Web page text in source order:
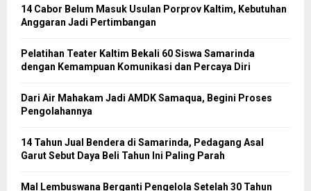
14 Cabor Belum Masuk Usulan Porprov Kaltim, Kebutuhan
Anggaran Jadi Pertimbangan
Pelatihan Teater Kaltim Bekali 60 Siswa Samarinda
dengan Kemampuan Komunikasi dan Percaya Diri
Dari Air Mahakam Jadi AMDK Samaqua, Begini Proses
Pengolahannya
14 Tahun Jual Bendera di Samarinda, Pedagang Asal
Garut Sebut Daya Beli Tahun Ini Paling Parah
Mal Lembuswana Berganti Pengelola Setelah 30 Tahun